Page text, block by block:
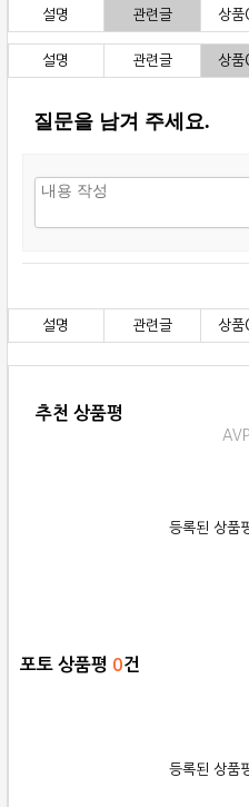
설명 관련글 상
설명 관련글 상
질문을 남겨 주세요.
설명 관련글 상
추천 상품평
등록된 상품
포토 상품평 0건
등록된 상품